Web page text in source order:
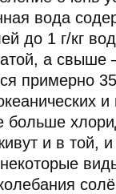
вода
до 1 г/кг
а свыше
примерно
больше
и в той,